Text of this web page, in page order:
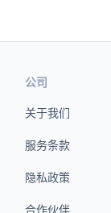
公司
关于我们
服务条款
隐私政策
合作伙伴